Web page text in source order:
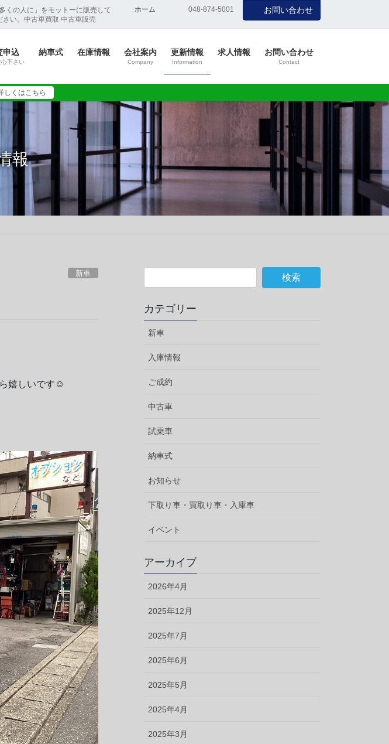
くの人に」をモットーに販売して
い。中古車買取 中古車販売
ホーム 048-874-5001 お問い合わせ
申込
下さい
納車式 在庫情報 会社案内
Company
更新情報
Information
求人情報 お問い合わせ
Contact
しくはこちら
報
新車
嬉しいです☺️
カテゴリー
新車
入庫情報
ご成約
中古車
試乗車
納車式
お知らせ
下取り車・買取り車・入庫車
イベント
アーカイブ
2026年4月
2025年12月
2025年7月
2025年6月
2025年5月
2025年4月
2025年3月